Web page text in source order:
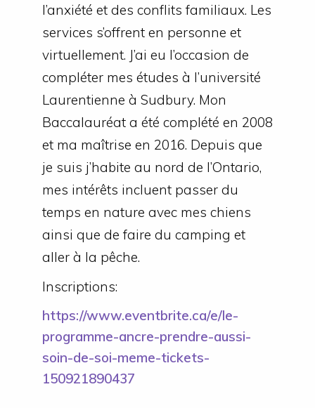
l’anxiété et des conflits familiaux. Les
services s’offrent en personne et
virtuellement. J’ai eu l’occasion de
compléter mes études à l’université
Laurentienne à Sudbury. Mon
Baccalauréat a été complété en 2008
et ma maîtrise en 2016. Depuis que
je suis j’habite au nord de l’Ontario,
mes intérêts incluent passer du
temps en nature avec mes chiens
ainsi que de faire du camping et
aller à la pêche.
Inscriptions:
https://www.eventbrite.ca/e/le-
programme-ancre-prendre-aussi-
soin-de-soi-meme-tickets-
150921890437